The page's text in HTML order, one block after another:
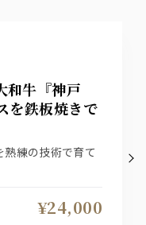
牛『神戸
を鉄板焼きで
練の技術で育て
¥24,000